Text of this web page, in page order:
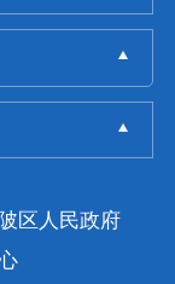
区人民政府